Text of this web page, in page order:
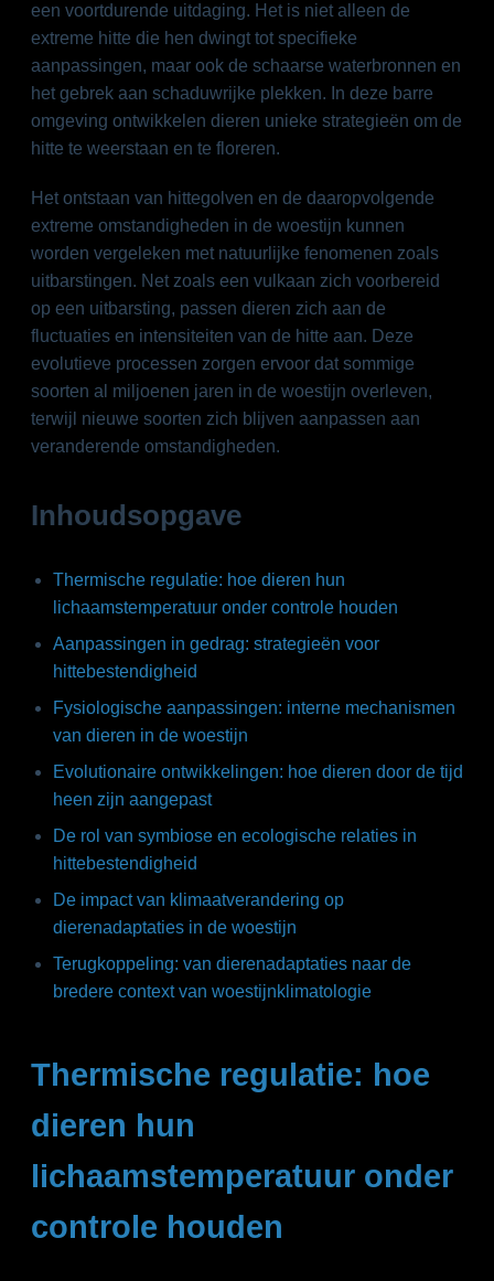
een voortdurende uitdaging. Het is niet alleen de
extreme hitte die hen dwingt tot specifieke
aanpassingen, maar ook de schaarse waterbronnen en
het gebrek aan schaduwrijke plekken. In deze barre
omgeving ontwikkelen dieren unieke strategieën om de
hitte te weerstaan en te floreren.
Het ontstaan van hittegolven en de daaropvolgende
extreme omstandigheden in de woestijn kunnen
worden vergeleken met natuurlijke fenomenen zoals
uitbarstingen. Net zoals een vulkaan zich voorbereid
op een uitbarsting, passen dieren zich aan de
fluctuaties en intensiteiten van de hitte aan. Deze
evolutieve processen zorgen ervoor dat sommige
soorten al miljoenen jaren in de woestijn overleven,
terwijl nieuwe soorten zich blijven aanpassen aan
veranderende omstandigheden.
Inhoudsopgave
Thermische regulatie: hoe dieren hun
lichaamstemperatuur onder controle houden
Aanpassingen in gedrag: strategieën voor
hittebestendigheid
Fysiologische aanpassingen: interne mechanismen
van dieren in de woestijn
Evolutionaire ontwikkelingen: hoe dieren door de tijd
heen zijn aangepast
De rol van symbiose en ecologische relaties in
hittebestendigheid
De impact van klimaatverandering op
dierenadaptaties in de woestijn
Terugkoppeling: van dierenadaptaties naar de
bredere context van woestijnklimatologie
Thermische regulatie: hoe
dieren hun
lichaamstemperatuur onder
controle houden